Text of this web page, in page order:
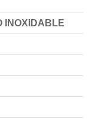
INOXIDABLE